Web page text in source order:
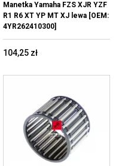
Manetka Yamaha FZS XJR YZF
R1 R6 XT YP MT XJ lewa [OEM:
4YR262410300]
104,25 zł